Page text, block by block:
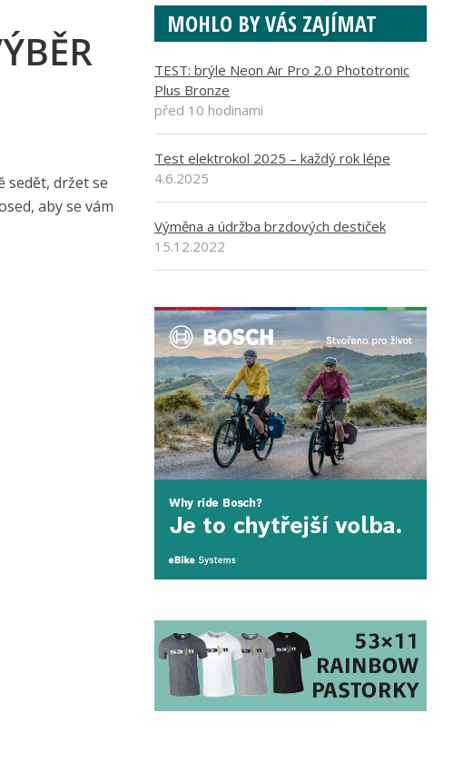
sedět, držet se
aby se vám
MOHLO BY VÁS ZAJÍMAT
TEST: brýle Neon Air Pro 2.0 Phototronic
Plus Bronze
před 10 hodinami
Test elektrokol 2025 – každý rok lépe
4.6.2025
Výměna a údržba brzdových destiček
15.12.2022